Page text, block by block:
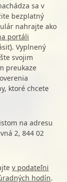
sa v
bezplatný
nahrajte ako
portáli
Vyplnený
svojim
preukaze
ktoré chcete
na adresu
2, 844 02
v podateľni
hodín.